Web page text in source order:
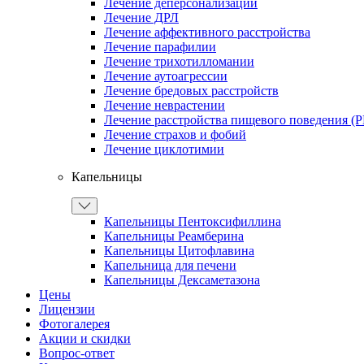
Лечение деперсонализации
Лечение ДРЛ
Лечение аффективного расстройства
Лечение парафилии
Лечение трихотилломании
Лечение аутоагрессии
Лечение бредовых расстройств
Лечение неврастении
Лечение расстройства пищевого поведения
Лечение страхов и фобий
Лечение циклотимии
Капельницы
Капельницы Пентоксифиллина
Капельницы Реамберина
Капельницы Цитофлавина
Капельница для печени
Капельницы Дексаметазона
Цены
Лицензии
Фотогалерея
Акции и скидки
Вопрос-ответ